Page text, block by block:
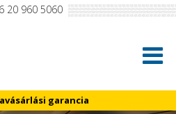
20 960 5060
garancia